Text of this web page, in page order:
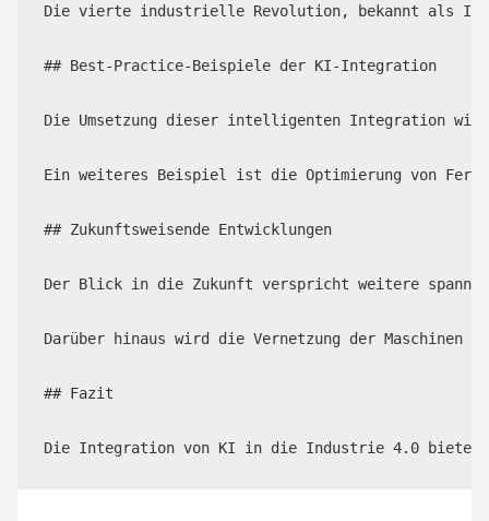
Die vierte industrielle Revolution, bekannt als
## Best-Practice-Beispiele der KI-Integration
Die Umsetzung dieser intelligenten Integration
Ein weiteres Beispiel ist die Optimierung von
## Zukunftsweisende Entwicklungen
Der Blick in die Zukunft verspricht weitere
Darüber hinaus wird die Vernetzung der Maschinen
## Fazit
Die Integration von KI in die Industrie 4.0 bietet